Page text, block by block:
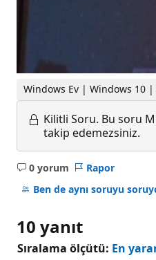
Windows Ev | Windows 10
Kilitli Soru. Bu soru
takip edemezsiniz.
0 yorum
Açıklama
yok
Rapor
Ben de aynı soruyu
10 yanıt
Sıralama ölçütü: En